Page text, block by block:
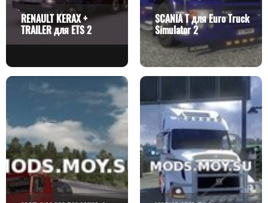
RENAULT KERAX +
TRAILER для ETS 2
SCANIA T для Euro Truck
Simulator 2